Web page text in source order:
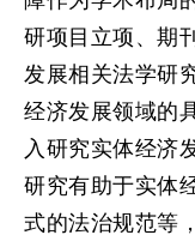
研项目立项、期
发展相关法学研
经济发展领域的
入研究实体经济
研究有助于实体
式的法治规范等